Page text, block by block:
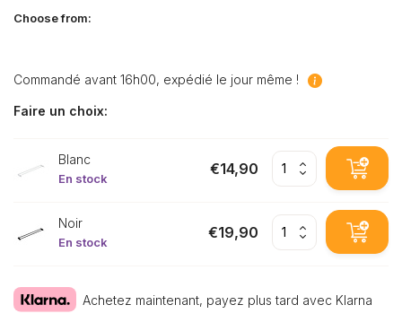
Choose from:
Commandé avant 16h00, expédié le jour même !
Faire un choix:
Blanc
En stock
€14,90
Noir
En stock
€19,90
Achetez maintenant, payez plus tard avec Klarna